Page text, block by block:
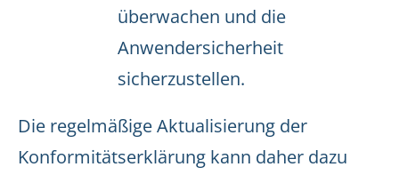
überwachen und die
Anwendersicherheit
sicherzustellen.
Die regelmäßige Aktualisierung der
Konformitätserklärung kann daher dazu